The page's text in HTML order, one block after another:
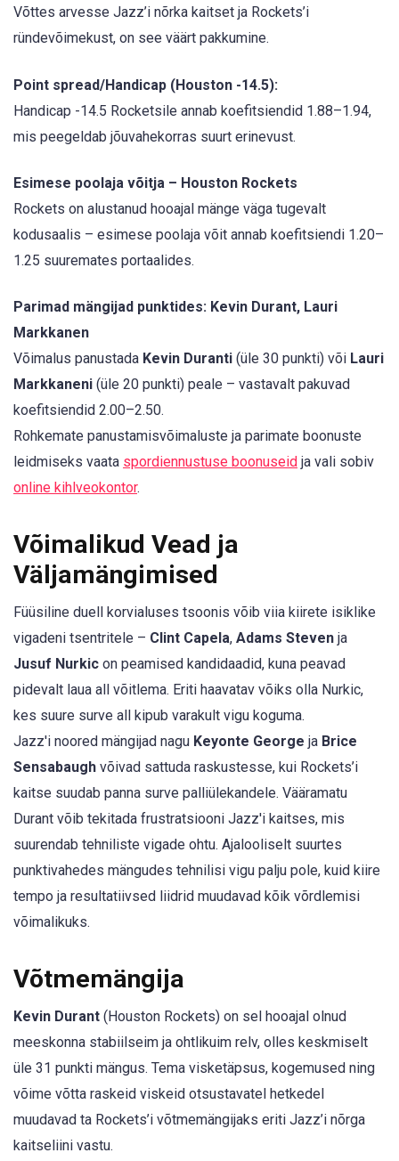
Võttes arvesse Jazz’i nõrka kaitset ja Rockets’i
ründevõimekust, on see väärt pakkumine.
Point spread/Handicap (Houston -14.5):
Handicap -14.5 Rocketsile annab koefitsiendid 1.88–1.94,
mis peegeldab jõuvahekorras suurt erinevust.
Esimese poolaja võitja – Houston Rockets
Rockets on alustanud hooajal mänge väga tugevalt
kodusaalis – esimese poolaja võit annab koefitsiendi 1.20–
1.25 suuremates portaalides.
Parimad mängijad punktides: Kevin Durant, Lauri
Markkanen
Võimalus panustada Kevin Duranti (üle 30 punkti) või Lauri
Markkaneni (üle 20 punkti) peale – vastavalt pakuvad
koefitsiendid 2.00–2.50.
Rohkemate panustamisvõimaluste ja parimate boonuste
leidmiseks vaata spordiennustuse boonuseid ja vali sobiv
online kihlveokontor.
Võimalikud Vead ja
Väljamängimised
Füüsiline duell korvialuses tsoonis võib viia kiirete isiklike
vigadeni tsentritele – Clint Capela, Adams Steven ja
Jusuf Nurkic on peamised kandidaadid, kuna peavad
pidevalt laua all võitlema. Eriti haavatav võiks olla Nurkic,
kes suure surve all kipub varakult vigu koguma.
Jazz'i noored mängijad nagu Keyonte George ja Brice
Sensabaugh võivad sattuda raskustesse, kui Rockets’i
kaitse suudab panna surve palliülekandele. Vääramatu
Durant võib tekitada frustratsiooni Jazz'i kaitses, mis
suurendab tehniliste vigade ohtu. Ajalooliselt suurtes
punktivahedes mängudes tehnilisi vigu palju pole, kuid kiire
tempo ja resultatiivsed liidrid muudavad kõik võrdlemisi
võimalikuks.
Võtmemängija
Kevin Durant (Houston Rockets) on sel hooajal olnud
meeskonna stabiilseim ja ohtlikuim relv, olles keskmiselt
üle 31 punkti mängus. Tema visketäpsus, kogemused ning
võime võtta raskeid viskeid otsustavatel hetkedel
muudavad ta Rockets’i võtmemängijaks eriti Jazz’i nõrga
kaitseliini vastu.